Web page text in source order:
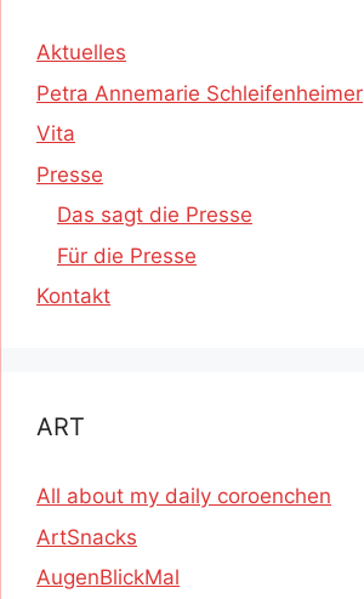
Aktuelles
Petra Annemarie Schleifenheimer
Vita
Presse
Das sagt die Presse
Für die Presse
Kontakt
ART
All about my daily coroenchen
ArtSnacks
AugenBlickMal